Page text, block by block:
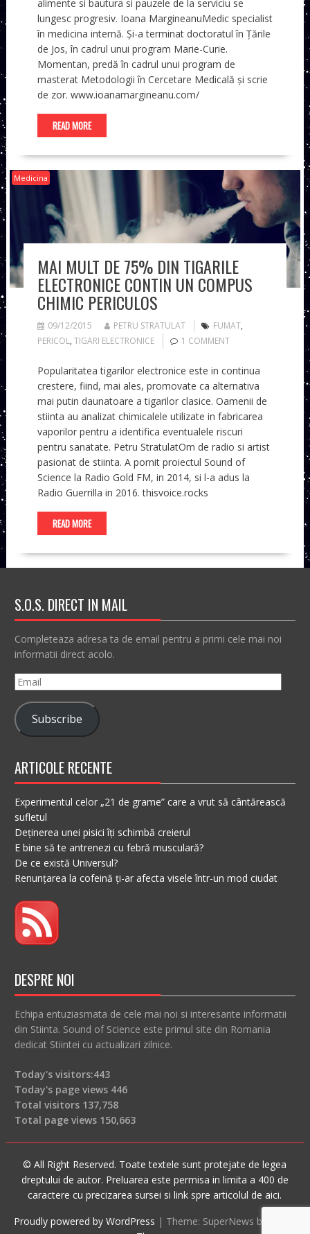
alimente si bautura si pauzele de la serviciu se
lungesc progresiv. Ioana MargineanuMedic specialist
în medicina internă. Și-a terminat doctoratul în Țările
de Jos, în cadrul unui program Marie-Curie.
Momentan, predă în cadrul unui program de
masterat Metodologii în Cercetare Medicală și scrie
de zor. www.ioanamargineanu.com/
READ MORE
Medicina
MAI MULT DE 75% DIN TIGARILE
ELECTRONICE CONTIN UN COMPUS
CHIMIC PERICULOS
09/12/2015 PETRU STRATULAT FUMAT,
PERICOL, TIGARI ELECTRONICE 1 COMMENT
Popularitatea tigarilor electronice este in continua
crestere, fiind, mai ales, promovate ca alternativa
mai putin daunatoare a tigarilor clasice. Oamenii de
stiinta au analizat chimicalele utilizate in fabricarea
vaporilor pentru a identifica eventualele riscuri
pentru sanatate. Petru StratulatOm de radio si artist
pasionat de stiinta. A pornit proiectul Sound of
Science la Radio Gold FM, in 2014, si l-a adus la
Radio Guerrilla in 2016. thisvoice.rocks
READ MORE
S.O.S. DIRECT IN MAIL
Completeaza adresa ta de email pentru a primi cele mai noi
informatii direct acolo.
Email
Subscribe
ARTICOLE RECENTE
Experimentul celor „21 de grame” care a vrut să cântărească
sufletul
Deținerea unei pisici îți schimbă creierul
E bine să te antrenezi cu febră musculară?
De ce există Universul?
Renunțarea la cofeină ți-ar afecta visele într-un mod ciudat
DESPRE NOI
Echipa entuziasmata de cele mai noi si interesante informatii
din Stiinta. Sound of Science este primul site din Romania
dedicat Stiintei cu actualizari zilnice.
Today's visitors:443
Today's page views 446
Total visitors 137,758
Total page views 150,663
© All Right Reserved. Toate textele sunt protejate de legea
dreptului de autor. Preluarea este permisa in limita a 400 de
caractere cu precizarea sursei si link spre articolul de aici.
Proudly powered by WordPress | Theme: SuperNews by